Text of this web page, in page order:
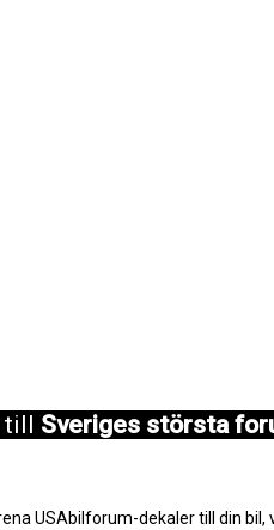
till Sveriges största
USAbilforum-dekaler till din